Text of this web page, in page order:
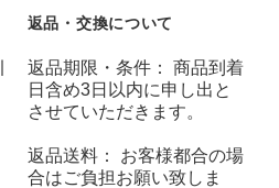
返品・交換について
返品期限・条件： 商品到着
日含め3日以内に申し出と
させていただきます。
返品送料： お客様都合の場
合はご負担お願い致しま